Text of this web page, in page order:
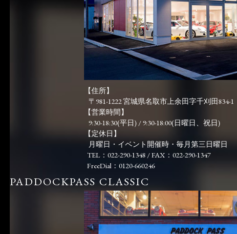
【住所】
〒981-1222 宮城県名取市上余田字千刈田834-1
【営業時間】
9:30-18:30(平日) / 9:30-18:00(日曜日、祝日)
【定休日】
月曜日・イベント開催時・毎月第三日曜日
TEL：022-290-1348 / FAX：022-290-1347
FreeDial：0120-660246
PADDOCKPASS CLASSIC